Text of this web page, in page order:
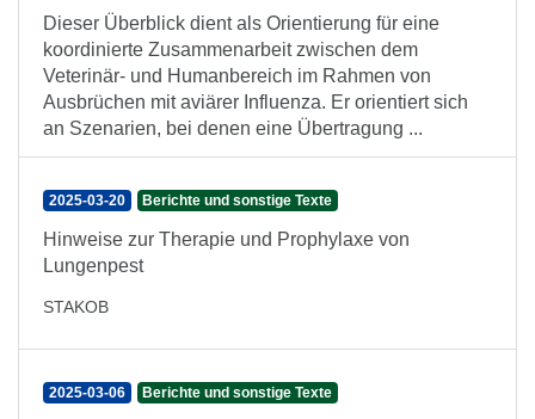
Dieser Überblick dient als Orientierung für eine
koordinierte Zusammenarbeit zwischen dem
Veterinär- und Humanbereich im Rahmen von
Ausbrüchen mit aviärer Influenza. Er orientiert sich
an Szenarien, bei denen eine Übertragung ...
2025-03-20 Berichte und sonstige Texte
Hinweise zur Therapie und Prophylaxe von
Lungenpest
STAKOB
2025-03-06 Berichte und sonstige Texte